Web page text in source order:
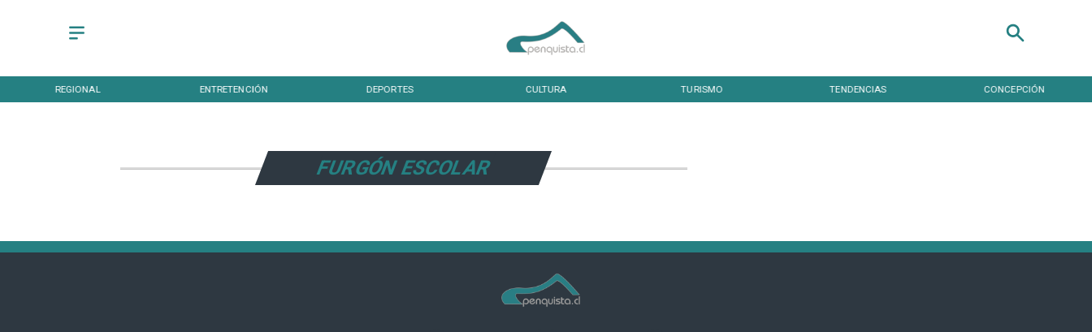
REGIONAL ENTRETENCIÓN DEPORTES CULTURA TURISMO TENDENCIAS CONCEPCIÓN
FURGÓN ESCOLAR